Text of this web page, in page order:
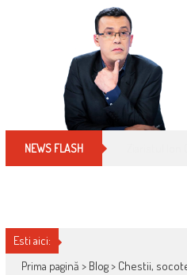
NEWS FLASH Cum îți
Esti aici:
Prima pagină > Blog> Chestii,